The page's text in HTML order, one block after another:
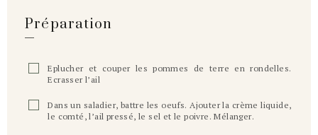
Préparation
Eplucher et couper les pommes de terre en rondelles.
Ecrasser l’ail
Dans un saladier, battre les oeufs. Ajouter la crème liquide,
le comté, l’ail pressé, le sel et le poivre. Mélanger.